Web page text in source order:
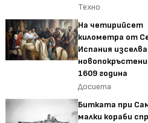
Техно
На четирийсет
километра от
Испания изселва
1609 година
Досиета
Битката при
малки кораби